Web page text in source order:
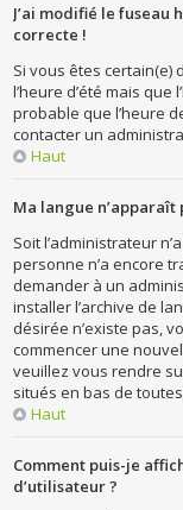
J’ai modifié le fuseau
correcte !
Si vous êtes certain(e)
l’heure d’été mais que
probable que l’heure
contacter un
Haut
Ma langue n’apparaît
Soit l’administrateur
personne n’a encore
demander à un
installer l’archive de
désirée n’existe pas,
commencer une
veuillez vous rendre
situés en bas de
Haut
Comment puis-je
d’utilisateur ?